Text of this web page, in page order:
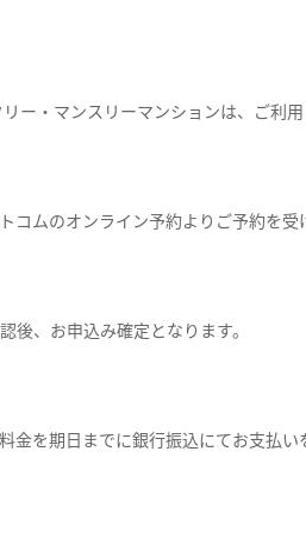
ー・マンスリーマンションは、ご利
ムのオンライン予約よりご予約を受
後、お申込み確定となります。
を期日までに銀行振込にてお支払い